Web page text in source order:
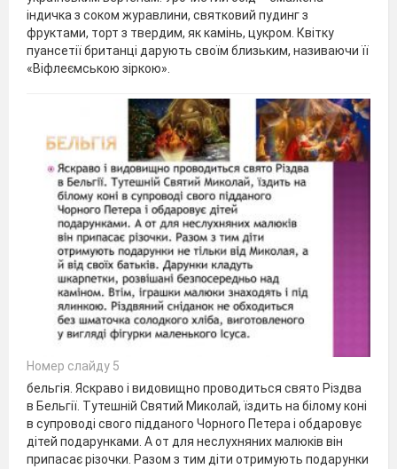
індичка з соком журавлини, святковий пудинг з
фруктами, торт з твердим, як камінь, цукром. Квітку
пуансетії британці дарують своїм близьким, називаючи її
«Віфлеємською зіркою».
Номер слайду 5
бельгія. Яскраво і видовищно проводиться свято Різдва
в Бельгії. Тутешній Святий Миколай, їздить на білому коні
в супроводі свого підданого Чорного Петера і обдаровує
дітей подарунками. А от для неслухняних малюків він
припасає різочки. Разом з тим діти отримують подарунки